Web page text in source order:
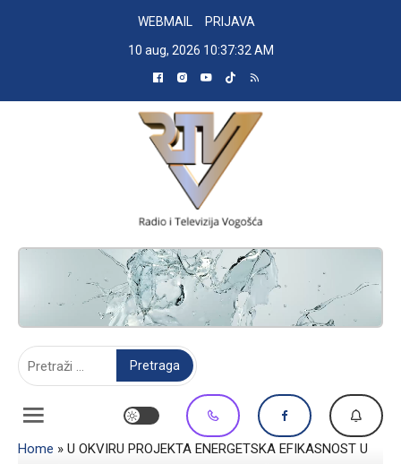
WEBMAIL
PRIJAVA
10 aug, 2026 10:37:32 AM
RADIO TELEVIZIJA VOGOŠĆA
Home » U OKVIRU PROJEKTA ENERGETSKA EFIKASNOST U